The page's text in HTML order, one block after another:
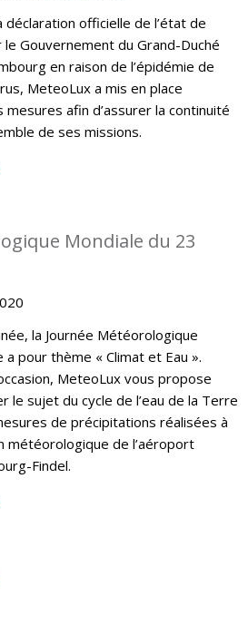
déclaration officielle de l’état de
le Gouvernement du Grand-Duché
en raison de l’épidémie de
MeteoLux a mis en place
mesures afin d’assurer la continuité
de ses missions.
Mondiale du 23
la Journée Météorologique
a pour thème « Climat et Eau ».
MeteoLux vous propose
le sujet du cycle de l’eau de la Terre
de précipitations réalisées à
météorologique de l’aéroport
Findel.